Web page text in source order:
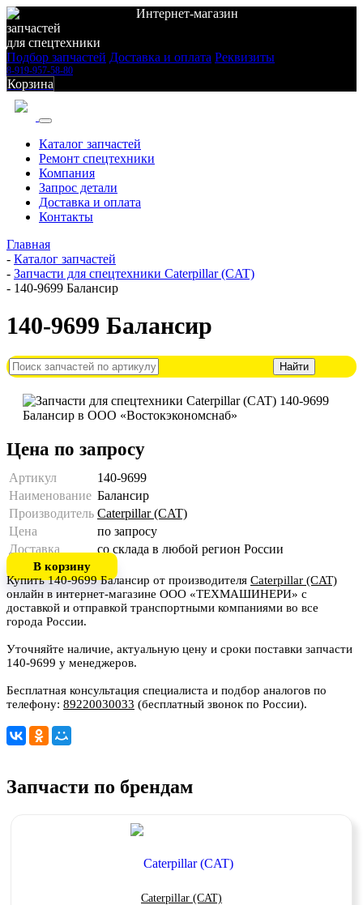
Интернет-магазин
запчастей
для спецтехники
Подбор запчастей Доставка и оплата Реквизиты
8-919-957-58-80
Корзина
Каталог запчастей
Ремонт спецтехники
Компания
Запрос детали
Доставка и оплата
Контакты
Главная
- Каталог запчастей
- Запчасти для спецтехники Caterpillar (CAT)
- 140-9699 Балансир
140-9699 Балансир
Цена по запросу
Артикул
140-9699
Наименование Балансир
Производитель Caterpillar (CAT)
Цена
по запросу
Доставка
со склада в любой регион России
В корзину
Купить 140-9699 Балансир от производителя Caterpillar (CAT)
онлайн в интернет-магазине ООО «ТЕХМАШИНЕРИ» с
доставкой и отправкой транспортными компаниями во все
города России.
Уточняйте наличие, актуальную цену и сроки поставки запчасти
140-9699 у менеджеров.
Бесплатная консультация специалиста и подбор аналогов по
телефону: 89220030033 (бесплатный звонок по России).
Запчасти по брендам
Caterpillar (CAT)